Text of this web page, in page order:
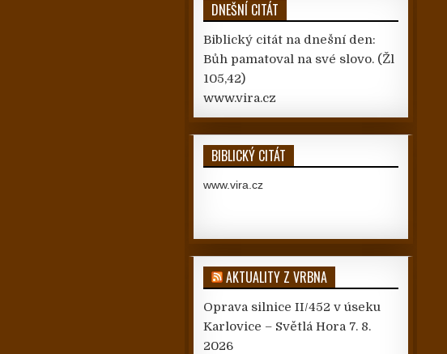
DNEŠNÍ CITÁT
Biblický citát na dnešní den:
Bůh pamatoval na své slovo. (Žl
105,42)
www.vira.cz
BIBLICKÝ CITÁT
www.vira.cz
AKTUALITY Z VRBNA
Oprava silnice II/452 v úseku
Karlovice – Světlá Hora 7. 8.
2026